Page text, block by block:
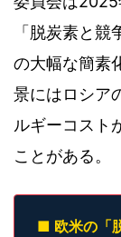
「脱炭素と
の大幅な簡素
景にはロシア
ルギーコスト
ことがある。
■ 欧米の「